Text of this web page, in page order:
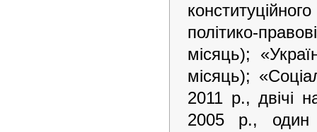
політико-
місяць);
місяць);
2011 р., двічі
2005 р., один